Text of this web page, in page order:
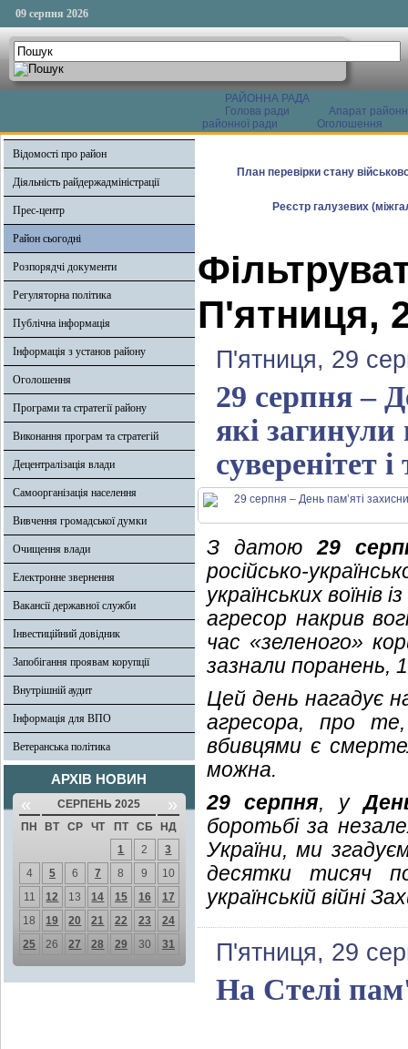
09 серпня 2026
РАЙОННА РАДА
Голова ради
Апарат
районної ради
Оголошення
Відомості про район
Діяльність райдержадміністрації
Прес-центр
Район сьогодні
Розпорядчі документи
Регуляторна політика
Публічна інформація
Інформація з установ району
Оголошення
Програми та стратегії району
Виконання програм та стратегій
Децентралізація влади
Самоорганізація населення
Вивчення громадської думки
Очищення влади
Електронне звернення
Вакансії державної служби
Інвестиційний довідник
Запобігання проявам корупції
Внутрішній аудит
Інформація для ВПО
Ветеранська політика
АРХІВ НОВИН
« СЕРПЕНЬ 2025 »
ПН ВТ СР ЧТ ПТ СБ
НД
1
2
3
4
5 6 7 8 9
10
11
12 13 14 15 16
17
18
19 20 21 22 23
24
25
26 27 28 29 30 31
План перевірки стану
Реєстр галузевих
П'ятниця,
П'ятниця, 29
29 серпня –
які загинули
суверенітет
З датою 29
російсько-
українських воїнів
агресор накрив
час «зеленого»
зазнали поранень,
Цей день нагадує
агресора, про
вбивцями є
можна.
29 серпня, у
боротьбі за
України, ми
десятки тисяч
українській війні
П'ятниця, 29
На Стелі